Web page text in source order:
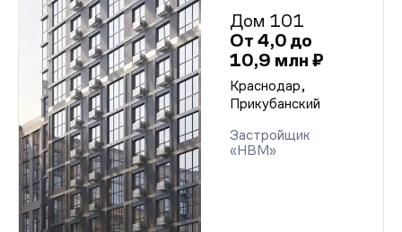
Дом 101
От 4,0 до
10,9 млн ₽
Краснодар,
Прикубанский
Застройщик
«НВМ»